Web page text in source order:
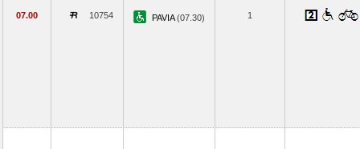
07.00 10754 PAVIA(07.30) 1